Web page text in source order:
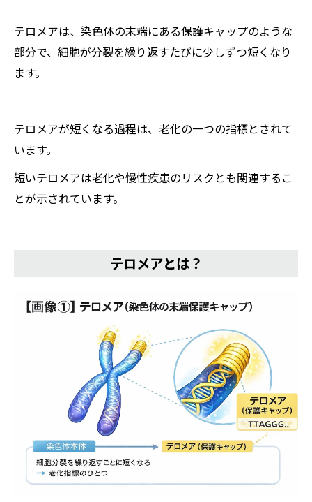
テロメアは、染色体の末端にある保護キャップのような
部分で、細胞が分裂を繰り返すたびに少しずつ短くなり
ます。
テロメアが短くなる過程は、老化の一つの指標とされて
います。
短いテロメアは老化や慢性疾患のリスクとも関連するこ
とが示されています。
テロメアとは？